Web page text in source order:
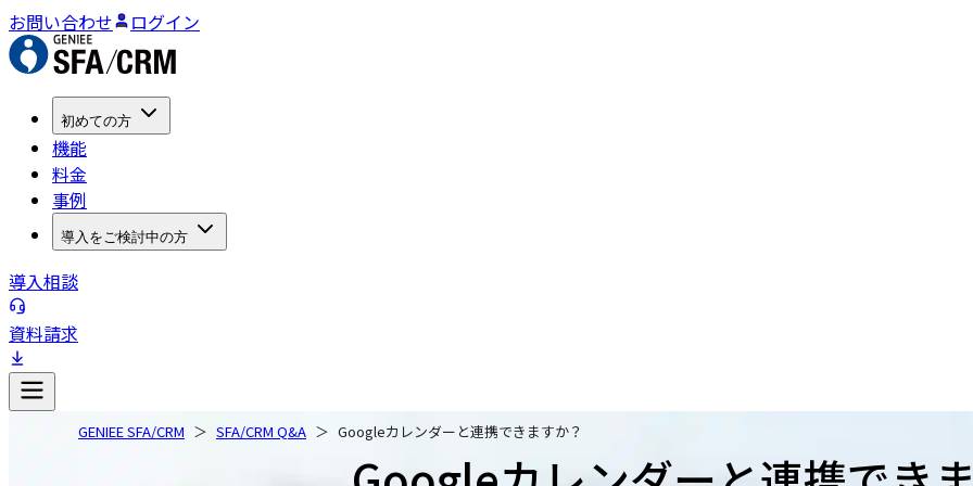
お問い合わせ ログイン
初めての方
機能
料金
事例
導入をご検討中の方
導入相談
資料請求
GENIEE SFA/CRM SFA/CRM Q&A Googleカレンダーと連携できますか？